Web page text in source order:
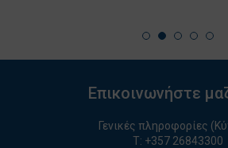
Επικοινωνήστε
Γενικές πληροφορίες
T: +357 26843300